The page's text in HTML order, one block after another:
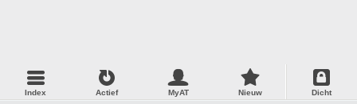
Index Actief MyAT Nieuw Dicht